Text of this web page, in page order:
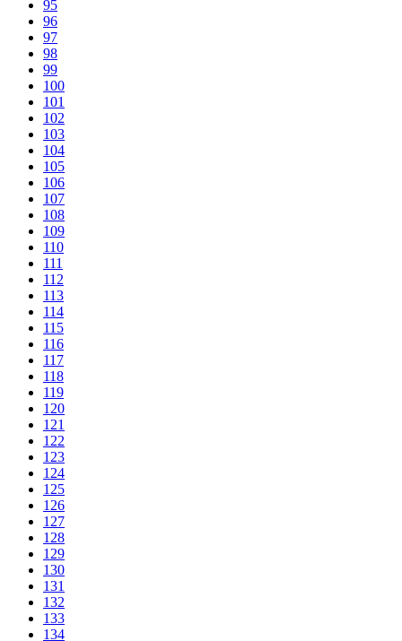
95
96
97
98
99
100
101
102
103
104
105
106
107
108
109
110
111
112
113
114
115
116
117
118
119
120
121
122
123
124
125
126
127
128
129
130
131
132
133
134